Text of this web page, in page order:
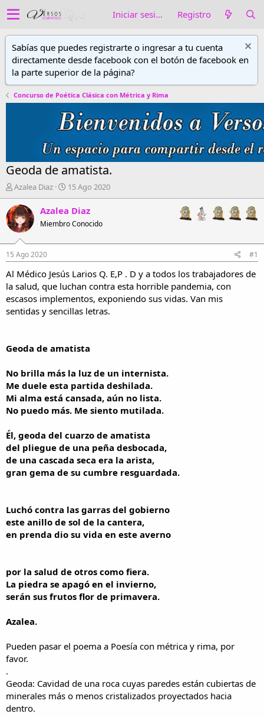
Iniciar sesión Registro
Sabías que puedes registrarte o ingresar a tu cuenta
directamente desde facebook con el botón de facebook en
la parte superior de la página?
Concurso de Poética Clásica con Métrica y Rima
Geoda de amatista.
A
u
t
o
r
d
e
h
o
Azalea Diaz
F
e
c
a
i
n
c
o
15 Ago 2020
Azalea Diaz
Miembro Conocido
15 Ago 2020 #1
Al Médico Jesús Larios Q. E,P . D y a todos los trabajadores de
la salud, que luchan contra esta horrible pandemia, con
escasos implementos, exponiendo sus vidas. Van mis
sentidas y sencillas letras.
Geoda de amatista
No brilla más la luz de un internista.
Me duele esta partida deshilada.
Mi alma está cansada, aún no lista.
No puedo más. Me siento mutilada.
Él, geoda del cuarzo de amatista
del pliegue de una peña desbocada,
de una cascada seca era la arista,
gran gema de su cumbre resguardada.
Luchó contra las garras del gobierno
este anillo de sol de la cantera,
en prenda dio su vida en este averno
por la salud de otros como fiera.
La piedra se apagó en el invierno,
serán sus frutos flor de primavera.
Azalea.
Pueden pasar el poema a Poesía con métrica y rima, por
favor.
.
Geoda: Cavidad de una roca cuyas paredes están cubiertas de
minerales más o menos cristalizados proyectados hacia
dentro.